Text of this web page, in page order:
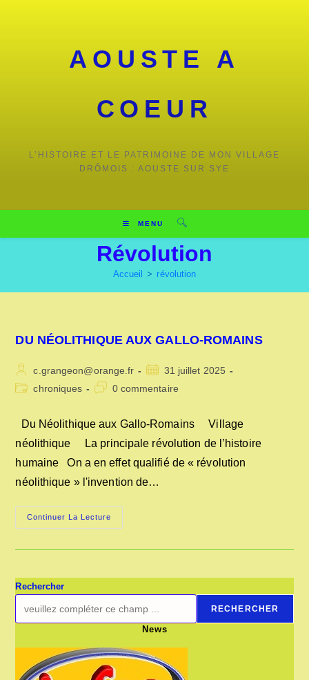
AOUSTE A
COEUR
L’HISTOIRE ET LE PATRIMOINE DE MON VILLAGE
DRÔMOIS : AOUSTE SUR SYE
MENU
Révolution
Accueil > révolution
DU NÉOLITHIQUE AUX GALLO-ROMAINS
Auteur/autrice
de
c.grangeon@orange.fr
Publication
publiée :
31 juillet 2025
Postchroniques
Commentaires
publication :
0 commentaire
Du Néolithique aux Gallo-Romains Village
néolithique La principale révolution de l’histoire
humaine On a en effet qualifié de « révolution
néolithique » l'invention de…
Continuer La Lecture
NÉOLITHIQUE
Rechercher
RECHERCHER
News